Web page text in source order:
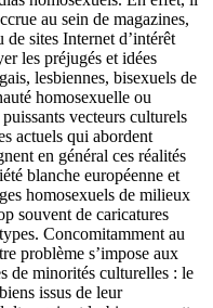
au sein de magazines,
sites Internet d’intérêt
les préjugés et idées
lesbiennes, bisexuels de
homosexuelle ou
vecteurs culturels
actuels qui abordent
en général ces réalités
blanche européenne et
homosexuels de milieux
souvent de caricatures
Concomitamment au
problème s’impose aux
de minorités culturelles : le
issus de leur